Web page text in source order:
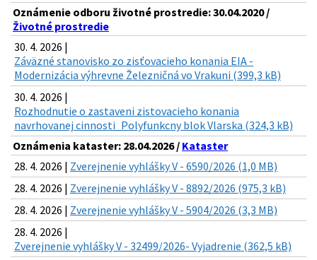
Oznámenie odboru životné prostredie: 30.04.2020 /
Životné prostredie
30. 4. 2026 |
Záväzné stanovisko zo zisťovacieho konania EIA -
Modernizácia výhrevne Železničná vo Vrakuni (399,3 kB)
30. 4. 2026 |
Rozhodnutie o zastaveni zistovacieho konania
navrhovanej cinnosti_Polyfunkcny blok Vlarska (324,3 kB)
Oznámenia kataster: 28.04.2026 / Kataster
28. 4. 2026 | Zverejnenie vyhlášky V - 6590/2026 (1,0 MB)
28. 4. 2026 | Zverejnenie vyhlášky V - 8892/2026 (975,3 kB)
28. 4. 2026 | Zverejnenie vyhlášky V - 5904/2026 (3,3 MB)
28. 4. 2026 |
Zverejnenie vyhlášky V - 32499/2026- Vyjadrenie (362,5 kB)